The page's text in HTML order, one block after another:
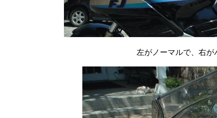
左がノーマルで、右